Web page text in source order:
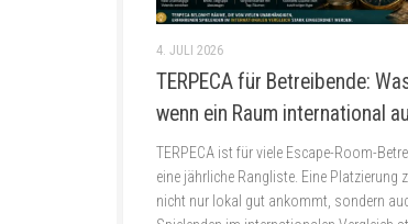
4. JULI 2026
TERPECA für Betreibende:
wenn ein Raum international
TERPECA ist für viele Escape-Room-
eine jährliche Rangliste. Eine Platzierung
nicht nur lokal gut ankommt, sondern